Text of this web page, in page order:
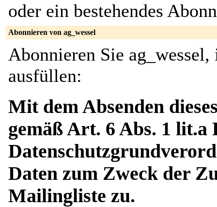
oder ein bestehendes
Abonnieren von ag_wessel
Abonnieren Sie
ausfüllen:
Mit dem Absenden
gemäß Art. 6 Abs. 1 lit.a
Daten zum Zweck der
Mailingliste zu.